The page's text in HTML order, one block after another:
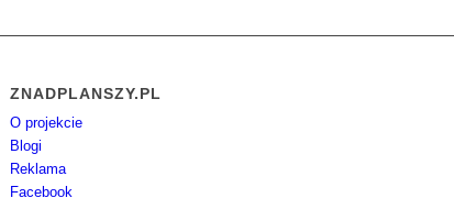
ZNADPLANSZY.PL
O projekcie
Blogi
Reklama
Facebook